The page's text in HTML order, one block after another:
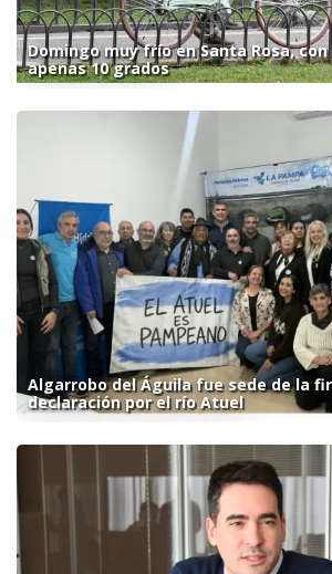
Domingo muy frío en Santa Rosa,
apenas 10 grados
Algarrobo del Águila fue sede de la
declaración por el río Atuel